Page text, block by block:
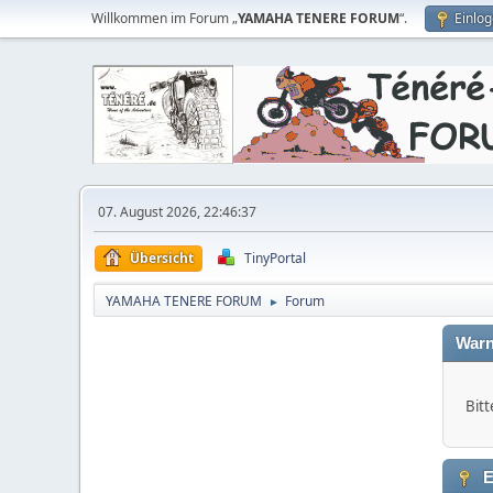
Willkommen im Forum „YAMAHA TENERE FORUM“.
07. August 2026, 22:46:37
Übersicht TinyPortal
YAMAHA TENERE FORUM ► Forum